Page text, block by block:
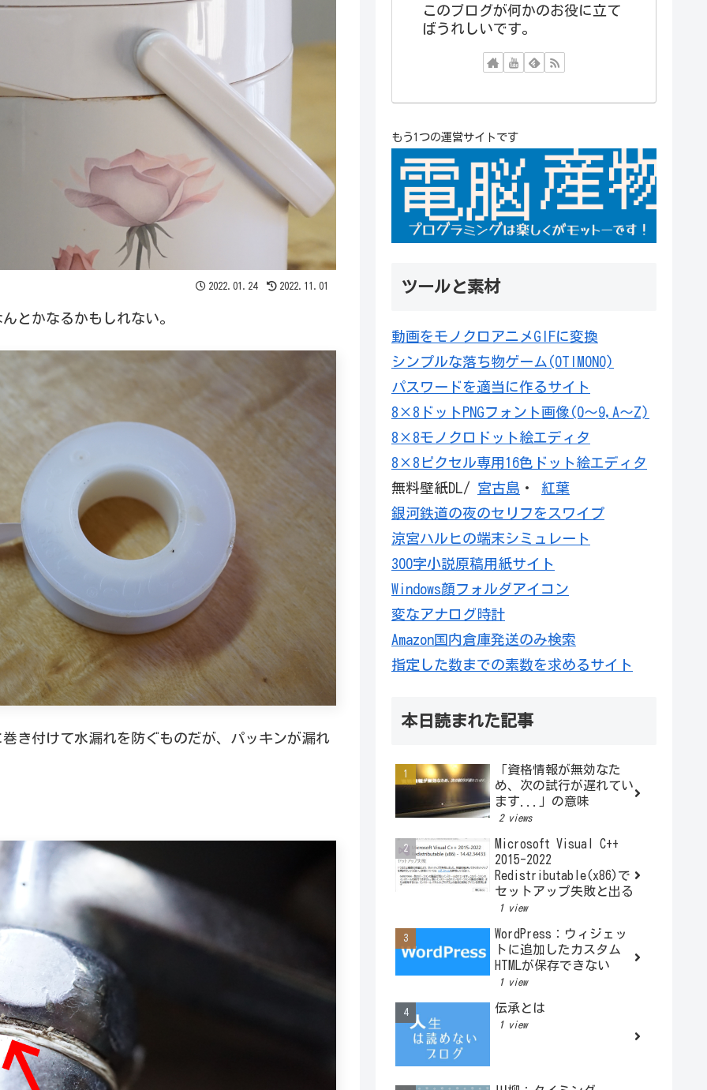
2022.01.24 2022.11.01
とかなるかもしれない。
き付けて水漏れを防ぐものだが、パッキンが漏れ
このブログが何かのお役に立て
ばうれしいです。
もう1つの運営サイトです
ツールと素材
動画をモノクロアニメGIFに変換
シンプルな落ち物ゲーム(OTIMONO)
パスワードを適当に作るサイト
8×8ドットPNGフォント画像(0～9,A～Z)
8×8モノクロドット絵エディタ
8×8ピクセル専用16色ドット絵エディタ
無料壁紙DL/ 宮古島 ・ 紅葉
銀河鉄道の夜のセリフをスワイプ
涼宮ハルヒの端末シミュレート
300字小説原稿用紙サイト
Windows顔フォルダアイコン
変なアナログ時計
Amazon国内倉庫発送のみ検索
指定した数までの素数を求めるサイト
本日読まれた記事
「資格情報が無効なた
め、次の試行が遅れてい
ます...」の意味
2 views
Microsoft Visual C++
2015-2022
Redistributable(x86)で
セットアップ失敗と出る
1 view
WordPress：ウィジェッ
トに追加したカスタム
HTMLが保存できない
1 view
伝承とは
1 view